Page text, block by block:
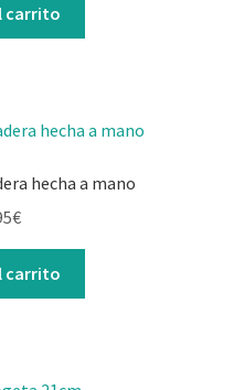
carrito
hecha a mano
€
carrito